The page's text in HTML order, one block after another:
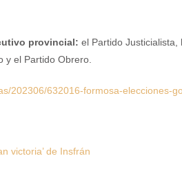
provincial: el Partido Justicialista,
y el Partido Obrero.
202306/632016-formosa-elecciones-
victoria’ de Insfrán